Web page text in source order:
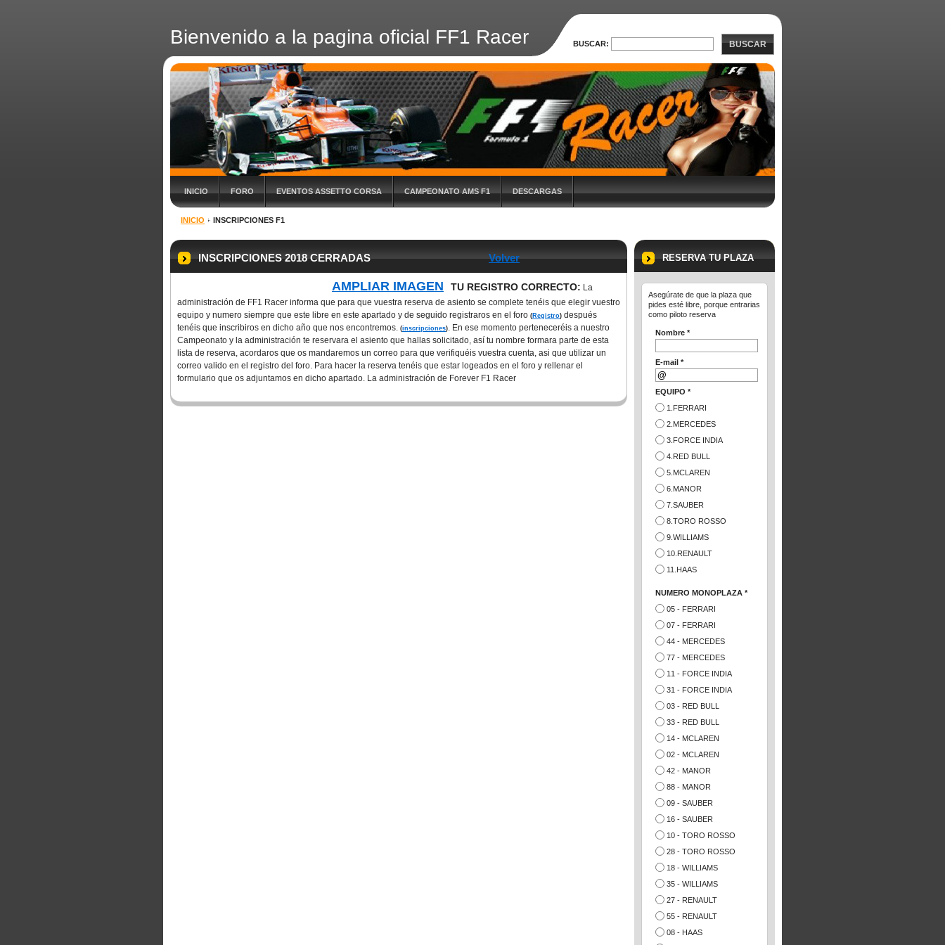
Bienvenido a la pagina oficial FF1 Racer
INICIO FORO EVENTOS ASSETTO CORSA CAMPEONATO AMS F1 DESCARGAS
INICIO INSCRIPCIONES F1
INSCRIPCIONES 2018 CERRADASVolver
AMPLIAR IMAGEN TU REGISTRO CORRECTO: La
administración de FF1 Racer informa que para que vuestra reserva de asiento se complete tenéis que elegir vuestro
equipo y numero siempre que este libre en este apartado y de seguido registraros en el foro ( Registro) después
tenéis que inscribiros en dicho año que nos encontremos. (inscripciones). En ese momento perteneceréis a nuestro
Campeonato y la administración te reservara el asiento que hallas solicitado, así tu nombre formara parte de esta
lista de reserva, acordaros que os mandaremos un correo para que verifiquéis vuestra cuenta, asi que utilizar un
correo valido en el registro del foro. Para hacer la reserva tenéis que estar logeados en el foro y rellenar el
formulario que os adjuntamos en dicho apartado. La administración de Forever F1 Racer
RESERVA TU PLAZA
Asegúrate de que la plaza que
pides esté libre, porque entrarias
como piloto reserva
Nombre *
E-mail *
EQUIPO *
1.FERRARI
2.MERCEDES
3.FORCE INDIA
4.RED BULL
5.MCLAREN
6.MANOR
7.SAUBER
8.TORO ROSSO
9.WILLIAMS
10.RENAULT
11.HAAS
NUMERO MONOPLAZA *
05 - FERRARI
07 - FERRARI
44 - MERCEDES
77 - MERCEDES
11 - FORCE INDIA
31 - FORCE INDIA
03 - RED BULL
33 - RED BULL
14 - MCLAREN
02 - MCLAREN
42 - MANOR
88 - MANOR
09 - SAUBER
16 - SAUBER
10 - TORO ROSSO
28 - TORO ROSSO
18 - WILLIAMS
35 - WILLIAMS
27 - RENAULT
55 - RENAULT
08 - HAAS
BUSCAR: BUSCAR